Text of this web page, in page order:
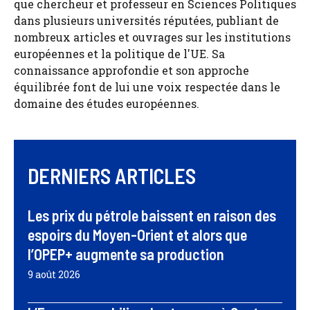
que chercheur et professeur en Sciences Politiques
dans plusieurs universités réputées, publiant de
nombreux articles et ouvrages sur les institutions
européennes et la politique de l'UE. Sa
connaissance approfondie et son approche
équilibrée font de lui une voix respectée dans le
domaine des études européennes.
DERNIERS ARTICLES
Les prix du pétrole baissent en raison des
espoirs du Moyen-Orient et alors que
l’OPEP+ augmente sa production
9 août 2026